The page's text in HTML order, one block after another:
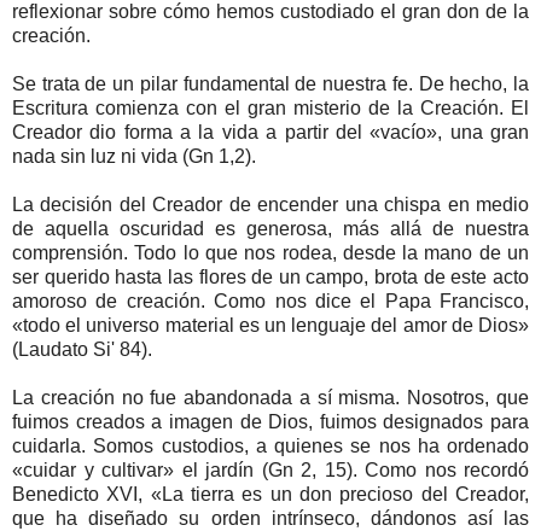
reflexionar sobre cómo hemos custodiado el gran don de la
creación.
Se trata de un pilar fundamental de nuestra fe. De hecho, la
Escritura comienza con el gran misterio de la Creación. El
Creador dio forma a la vida a partir del «vacío», una gran
nada sin luz ni vida (Gn 1,2).
La decisión del Creador de encender una chispa en medio
de aquella oscuridad es generosa, más allá de nuestra
comprensión. Todo lo que nos rodea, desde la mano de un
ser querido hasta las flores de un campo, brota de este acto
amoroso de creación. Como nos dice el Papa Francisco,
«todo el universo material es un lenguaje del amor de Dios»
(Laudato Si' 84).
La creación no fue abandonada a sí misma. Nosotros, que
fuimos creados a imagen de Dios, fuimos designados para
cuidarla. Somos custodios, a quienes se nos ha ordenado
«cuidar y cultivar» el jardín (Gn 2, 15). Como nos recordó
Benedicto XVI, «La tierra es un don precioso del Creador,
que ha diseñado su orden intrínseco, dándonos así las